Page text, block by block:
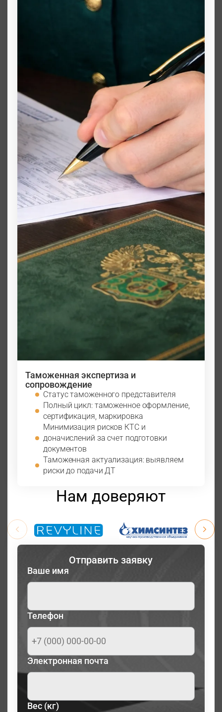
Таможенная экспертиза и
сопровождение
Статус таможенного представителя
Полный цикл: таможенное оформление,
сертификация, маркировка
Минимизация рисков КТС и
доначислений за счет подготовки
документов
Таможенная актуализация: выявляем
риски до подачи ДТ
Нам доверяют
Отправить заявку
Ваше имя
Телефон
Электронная почта
Вес (кг)